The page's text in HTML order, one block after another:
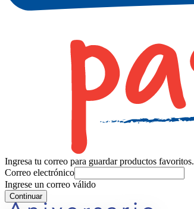
Ingresa tu correo para guardar productos favoritos.
Correo electrónico
Ingrese un correo válido
Continuar